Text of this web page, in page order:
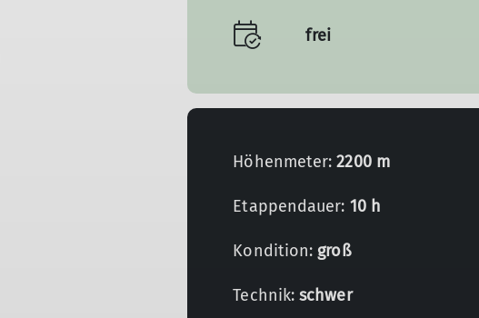
frei
Höhenmeter:2200 m
Etappendauer: 10 h
Kondition: groß
Technik:schwer